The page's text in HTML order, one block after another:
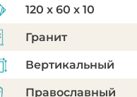
120 x 60 x 10
Гранит
Вертикальный
Православный